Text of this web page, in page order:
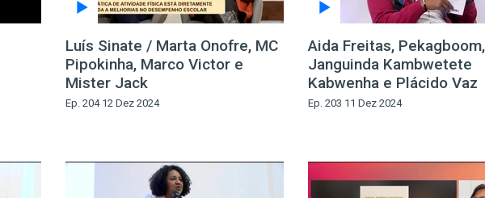
Luís Sinate / Marta Onofre, MC
Pipokinha, Marco Victor e
Mister Jack
Ep. 204 12 Dez 2024
Aida Freitas, Pekagboom,
Janguinda Kambwetete
Kabwenha e Plácido Vaz
Ep. 203 11 Dez 2024